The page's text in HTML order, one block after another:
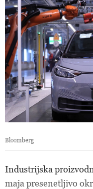
Bloomberg
Industrijska
maja presenetljivo